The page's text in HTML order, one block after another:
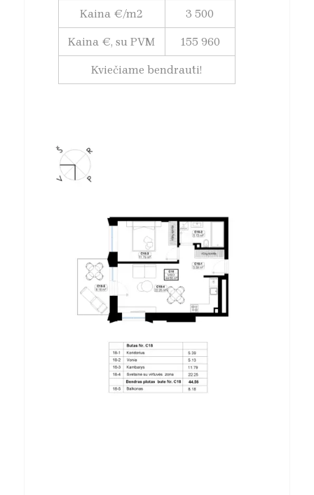
Kaina €/m2 3 500
Kaina €, su PVM 155 960
Kviečiame bendrauti!